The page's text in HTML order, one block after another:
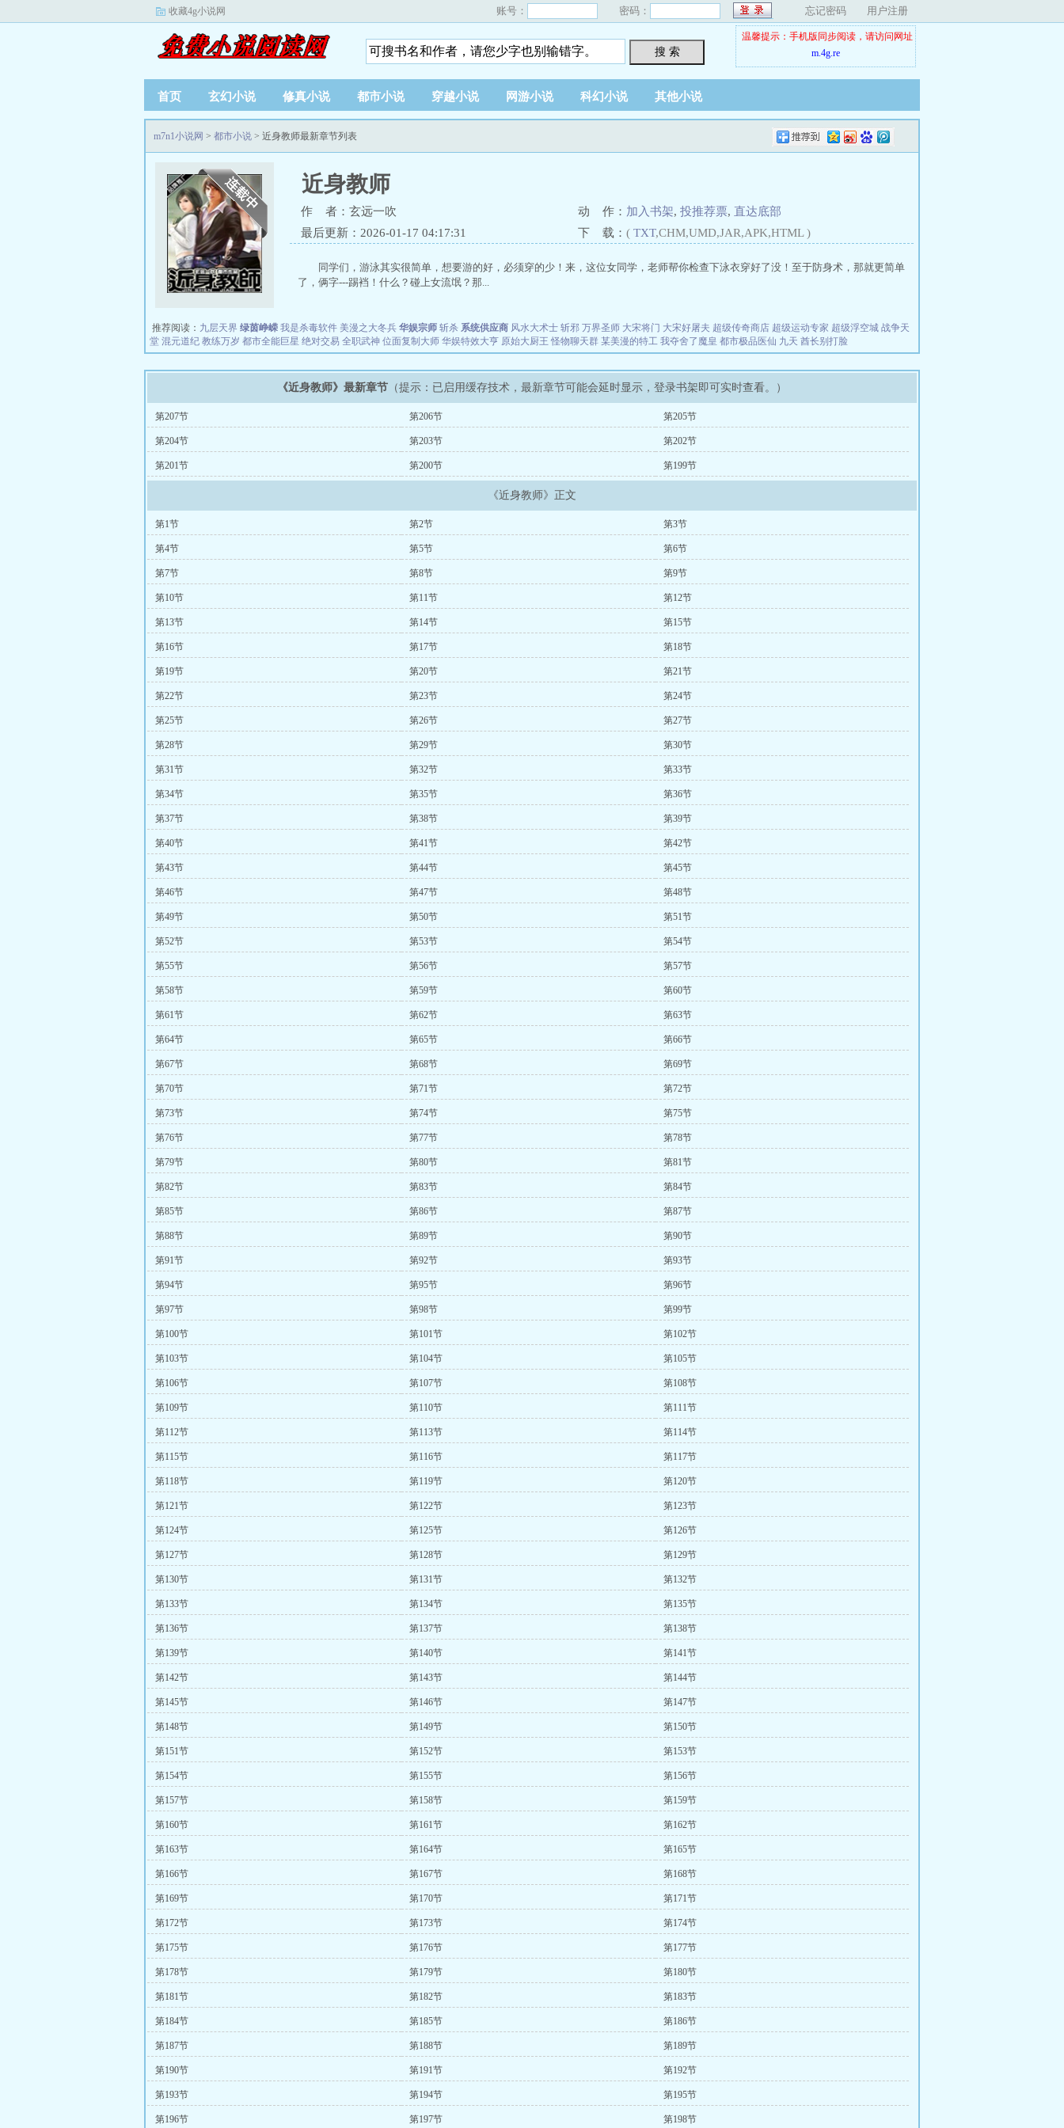
收藏4g小说网 账号： 密码： 忘记密码 用户注册
搜 索
温馨提示：手机版同步阅读，请访问网址
m.4g.re
首页 玄幻小说 修真小说 都市小说 穿越小说 网游小说 科幻小说 其他小说
m7n1小说网 > 都市小说 > 近身教师最新章节列表
近身教师
作 者：玄远一吹 动 作： 加入书架, 投推荐票, 直达底部
最后更新：2026-01-17 04:17:31
下 载： ( TXT,CHM,UMD,JAR,APK,HTML )
同学们，游泳其实很简单，想要游的好，必须穿的少！来，这位女同学，老师帮你检查下泳衣穿好了没！至于防身术，那就更简单
了，俩字---踢裆！什么？碰上女流氓？那...
推荐阅读： 九层天界 绿茵峥嵘 我是杀毒软件 美漫之大冬兵 华娱宗师 斩杀 系统供应商 风水大术士 斩邪 万界圣师 大宋将门 大宋好屠夫 超级传奇商店 超级运动专家 超级浮空城 战争天
堂 混元道纪 教练万岁 都市全能巨星 绝对交易 全职武神 位面复制大师 华娱特效大亨 原始大厨王 怪物聊天群 某美漫的特工 我夺舍了魔皇 都市极品医仙 九天 酋长别打脸
《近身教师》最新章节 （提示：已启用缓存技术，最新章节可能会延时显示，登录书架即可实时查看。）
第207节 第206节 第205节
第204节 第203节 第202节
第201节 第200节 第199节
《近身教师》正文
第1节 第2节 第3节
第4节 第5节 第6节
第7节 第8节 第9节
第10节 第11节 第12节
第13节 第14节 第15节
第16节 第17节 第18节
第19节 第20节 第21节
第22节 第23节 第24节
第25节 第26节 第27节
第28节 第29节 第30节
第31节 第32节 第33节
第34节 第35节 第36节
第37节 第38节 第39节
第40节 第41节 第42节
第43节 第44节 第45节
第46节 第47节 第48节
第49节 第50节 第51节
第52节 第53节 第54节
第55节 第56节 第57节
第58节 第59节 第60节
第61节 第62节 第63节
第64节 第65节 第66节
第67节 第68节 第69节
第70节 第71节 第72节
第73节 第74节 第75节
第76节 第77节 第78节
第79节 第80节 第81节
第82节 第83节 第84节
第85节 第86节 第87节
第88节 第89节 第90节
第91节 第92节 第93节
第94节 第95节 第96节
第97节 第98节 第99节
第100节 第101节 第102节
第103节 第104节 第105节
第106节 第107节 第108节
第109节 第110节 第111节
第112节 第113节 第114节
第115节 第116节 第117节
第118节 第119节 第120节
第121节 第122节 第123节
第124节 第125节 第126节
第127节 第128节 第129节
第130节 第131节 第132节
第133节 第134节 第135节
第136节 第137节 第138节
第139节 第140节 第141节
第142节 第143节 第144节
第145节 第146节 第147节
第148节 第149节 第150节
第151节 第152节 第153节
第154节 第155节 第156节
第157节 第158节 第159节
第160节 第161节 第162节
第163节 第164节 第165节
第166节 第167节 第168节
第169节 第170节 第171节
第172节 第173节 第174节
第175节 第176节 第177节
第178节 第179节 第180节
第181节 第182节 第183节
第184节 第185节 第186节
第187节 第188节 第189节
第190节 第191节 第192节
第193节 第194节 第195节
第196节 第197节 第198节